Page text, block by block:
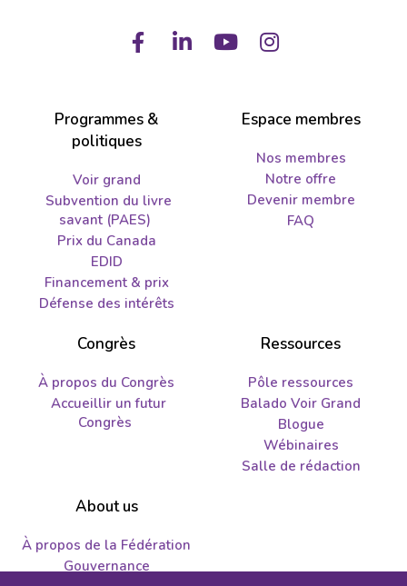
FacebookLinkedIn
YoutubeInstagram
Programmes &
politiques
Voir grand
Subvention du livre
savant (PAES)
Prix du Canada
EDID
Financement & prix
Défense des intérêts
Espace membres
Nos membres
Notre offre
Devenir membre
FAQ
Congrès
À propos du Congrès
Accueillir un futur
Congrès
Ressources
Pôle ressources
Balado Voir Grand
Blogue
Wébinaires
Salle de rédaction
About us
À propos de la Fédération
Gouvernance